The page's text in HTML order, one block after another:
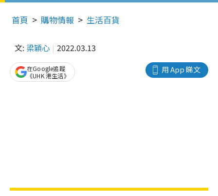
首頁 購物情報 生活百貨
文: 梁穎心 2022.03.13
用 App 睇文
在Google追蹤
《UHK 港生活》